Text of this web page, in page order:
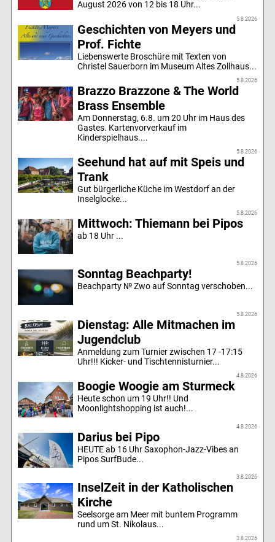
August 2026 von 12 bis 18 Uhr...
5.8.2026
Geschichten von Meyers und
Prof. Fichte
Liebenswerte Broschüre mit Texten von
Christel Sauerborn im Museum Altes Zollhaus...
5.8.2026
Brazzo Brazzone & The World
Brass Ensemble
Am Donnerstag, 6.8. um 20 Uhr im Haus des
Gastes. Kartenvorverkauf im
Kinderspielhaus....
5.8.2026
Seehund hat auf mit Speis und
Trank
Gut bürgerliche Küche im Westdorf an der
Inselglocke...
5.8.2026
Mittwoch: Thiemann bei Pipos
ab 18 Uhr ...
5.8.2026
Sonntag Beachparty!
Beachparty № Zwo auf Sonntag verschoben...
5.8.2026
Dienstag: Alle Mitmachen im
Jugendclub
Anmeldung zum Turnier zwischen 17 -17:15
Uhr!!! Kicker- und Tischtennisturnier...
4.8.2026
Boogie Woogie am Sturmeck
Heute schon um 19 Uhr!! Und
Moonlightshopping ist auch!...
4.8.2026
Darius bei Pipo
HEUTE ab 16 Uhr Saxophon-Jazz-Vibes an
Pipos SurfBude...
3.8.2026
InselZeit in der Katholischen
Kirche
Seelsorge am Meer mit buntem Programm
rund um St. Nikolaus...
3.8.2026